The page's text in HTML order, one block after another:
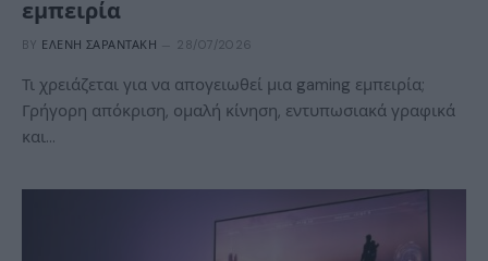
εμπειρία
BY ΕΛΈΝΗ ΣΑΡΑΝΤΆΚΗ 28/07/2026
Τι χρειάζεται για να απογειωθεί μια gaming εμπειρία;
Γρήγορη απόκριση, ομαλή κίνηση, εντυπωσιακά γραφικά
και…